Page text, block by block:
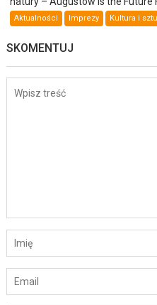
Aktualności Imprezy Kultura i
SKOMENTUJ